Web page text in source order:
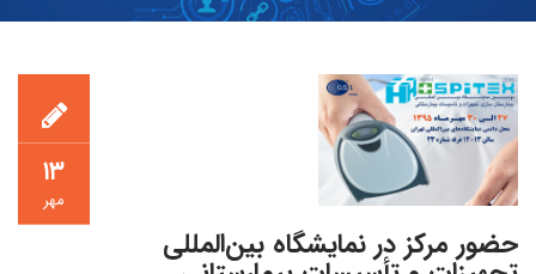
۱۳
مهر
حضور مرکز در نمایشگاه بین‌المللی